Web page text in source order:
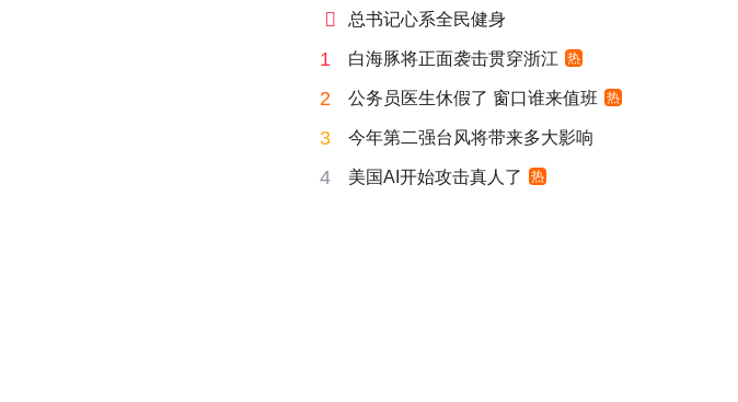
 总书记心系全民健身
1 白海豚将正面袭击贯穿浙江 热
2 公务员医生休假了 窗口谁来值班 热
3 今年第二强台风将带来多大影响
4 美国AI开始攻击真人了 热